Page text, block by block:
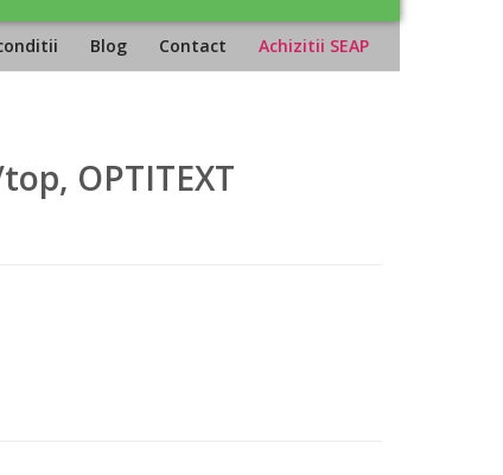
Blog Contact Achizitii SEAP
OPTITEXT